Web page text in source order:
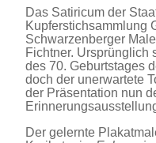
Das Satiricum der
Kupferstichsammlung
Schwarzenberger
Fichtner. Ursprünglich
des 70. Geburtstages
doch der unerwartete
der Präsentation nun
Der gelernte